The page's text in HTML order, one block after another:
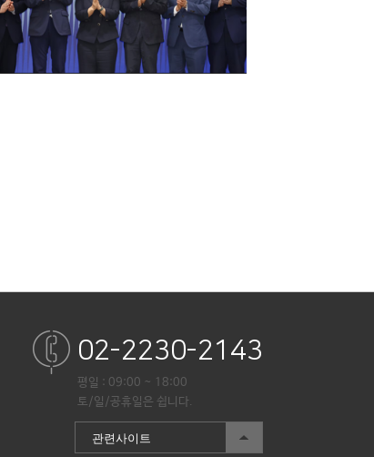
02-2230-2143
평일 : 09:00 ~ 18:00
토/일/공휴일은 쉽니다.
관련사이트